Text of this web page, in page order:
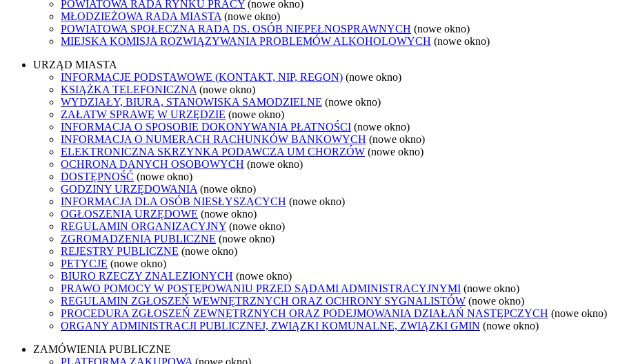
POWIATOWA RADA RYNKU PRACY (nowe okno)
MŁODZIEŻOWA RADA MIASTA (nowe okno)
POWIATOWA SPOŁECZNA RADA DS. OSÓB NIEPEŁNOSPRAWNYCH (nowe okno)
MIEJSKA KOMISJA ROZWIĄZYWANIA PROBLEMÓW ALKOHOLOWYCH (nowe okno)
URZĄD MIASTA
INFORMACJE PODSTAWOWE (KONTAKT, NIP, REGON) (nowe okno)
KSIĄŻKA TELEFONICZNA (nowe okno)
WYDZIAŁY, BIURA, STANOWISKA SAMODZIELNE (nowe okno)
ZAŁATW SPRAWĘ W URZĘDZIE (nowe okno)
INFORMACJA O SPOSOBIE DOKONYWANIA PŁATNOŚCI (nowe okno)
INFORMACJA O NUMERACH RACHUNKÓW BANKOWYCH (nowe okno)
ELEKTRONICZNA SKRZYNKA PODAWCZA UM CHORZÓW (nowe okno)
OCHRONA DANYCH OSOBOWYCH (nowe okno)
DOSTĘPNOŚĆ (nowe okno)
GODZINY URZĘDOWANIA (nowe okno)
INFORMACJA DLA OSÓB NIESŁYSZĄCYCH (nowe okno)
OGŁOSZENIA URZĘDOWE (nowe okno)
REGULAMIN ORGANIZACYJNY (nowe okno)
ZGROMADZENIA PUBLICZNE (nowe okno)
REJESTRY PUBLICZNE (nowe okno)
PETYCJE (nowe okno)
BIURO RZECZY ZNALEZIONYCH (nowe okno)
PRAWO POMOCY W POSTĘPOWANIU PRZED SĄDAMI ADMINISTRACYJNYMI (nowe okno)
REGULAMIN ZGŁOSZEŃ WEWNĘTRZNYCH ORAZ OCHRONY SYGNALISTÓW (nowe okno)
PROCEDURA ZGŁOSZEŃ ZEWNĘTRZNYCH ORAZ PODEJMOWANIA DZIAŁAŃ NASTĘPCZYCH (nowe okno)
ORGANY ADMINISTRACJI PUBLICZNEJ, ZWIĄZKI KOMUNALNE, ZWIĄZKI GMIN (nowe okno)
ZAMÓWIENIA PUBLICZNE
PLATFORMA ZAKUPOWA (nowe okno)